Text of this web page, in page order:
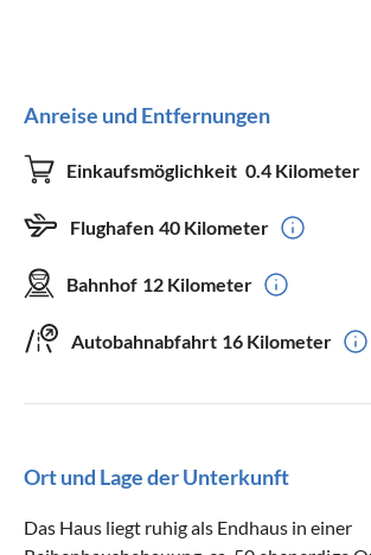
Anreise und Entfernungen
Einkaufsmöglichkeit 0.4 Kilometer
Flughafen 40 Kilometer
Bahnhof 12 Kilometer
Autobahnabfahrt 16 Kilometer
Ort und Lage der Unterkunft
Das Haus liegt ruhig als Endhaus in einer